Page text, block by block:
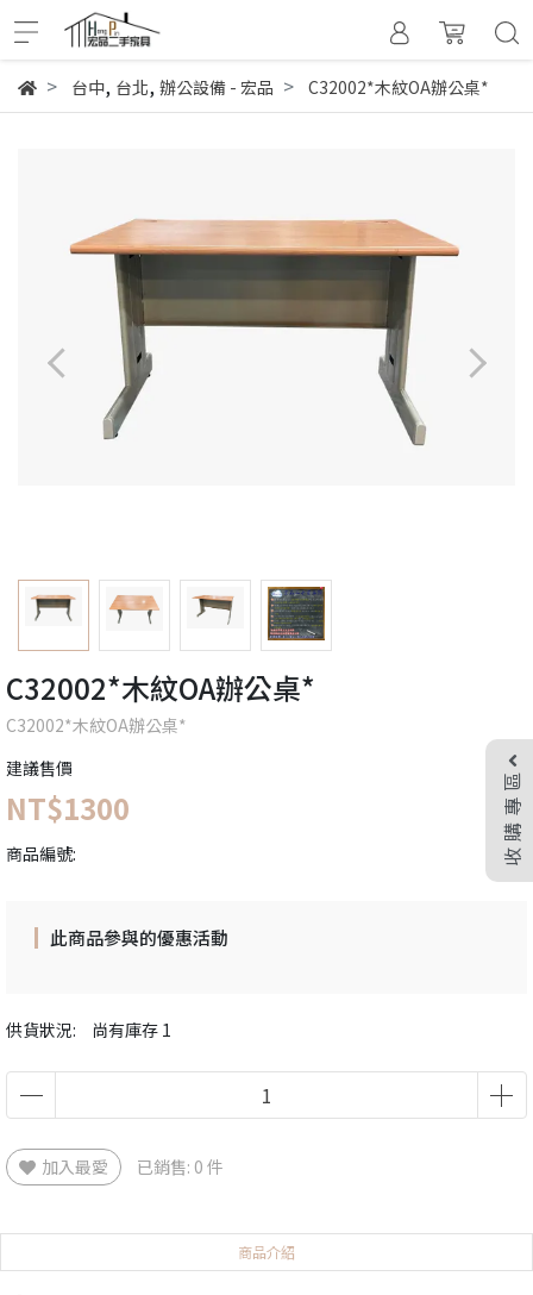
台中, 台北, 辦公設備 - 宏品 C32002*木紋OA辦公桌*
C32002*木紋OA辦公桌*
C32002*木紋OA辦公桌*
建議售價
NT$1300
商品編號:
供貨狀況: 尚有庫存 1
此商品參與的優惠活動
加入最愛 已銷售: 0 件
商品介紹
收購專區